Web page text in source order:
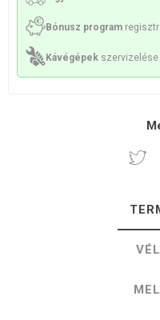
Bónusz program
Kávégépek szervizelése